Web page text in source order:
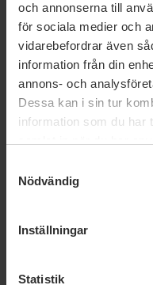
och annonserna till
för sociala medier och
vidarebefordrar även
information från din
annons- och
Dessa kan i sin tur
information som du har
Nödvändig
Inställningar
Statistik
3 augusti 2026
Pride är över –
hbtqi-personers
30 juli 2026
Earth
säkerhetsfråga